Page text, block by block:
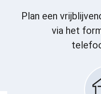
Plan een
via het